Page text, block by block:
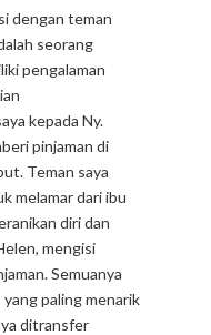
dengan teman
seorang
pengalaman
kepada Ny.
pinjaman di
Teman saya
melamar dari ibu
diri dan
mengisi
Semuanya
paling menarik
ditransfer